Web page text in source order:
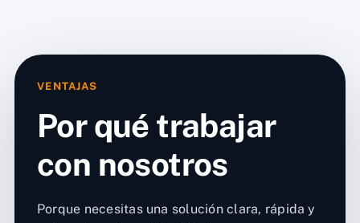
VENTAJAS
Por qué trabajar
con nosotros
Porque necesitas una solución clara, rápida y